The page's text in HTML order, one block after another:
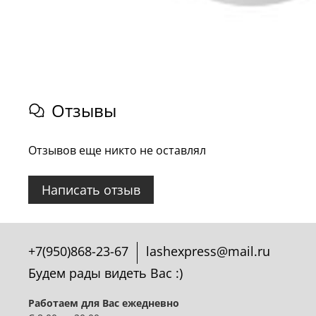
Отзывы
Отзывов еще никто не оставлял
Написать отзыв
+7(950)868-23-67
lashexpress@mail.ru
Будем рады видеть Вас :)
Работаем для Вас ежедневно